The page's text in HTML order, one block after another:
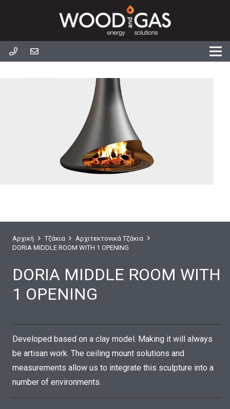
Αρχική Τζάκια
Αρχιτεκτονικά Τζάκια
DORIA MIDDLE ROOM WITH 1 OPENING
DORIA MIDDLE ROOM WITH
1 OPENING
Developed based on a clay model. Making it will always
be artisan work. The ceiling mount solutions and
measurements allow us to integrate this sculpture into a
number of environments.